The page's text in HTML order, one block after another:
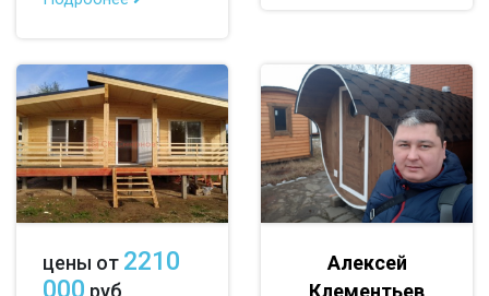
с балконом с верандой с террасой
с эркером с котельной
с панорамными окнами со вторым светом
с беседкой с двумя входами
цены от 2210
000
Алексей
Клементьев